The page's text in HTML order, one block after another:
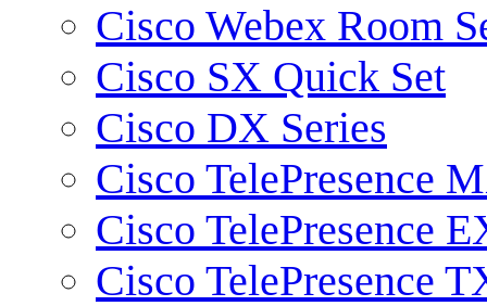
Cisco Webex Room
Cisco SX Quick Set
Cisco DX Series
Cisco TelePresence
Cisco TelePresence
Cisco TelePresence